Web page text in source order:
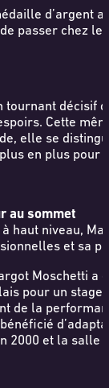
d’argent
passer chez
tournant décisif
Cette
elle se
en plus pour
au sommet
haut niveau,
et sa
Moschetti a
pour un
de la
2000 et la salle